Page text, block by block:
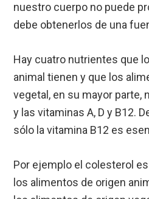
nuestro cuerpo no puede
debe obtenerlos de una
Hay cuatro nutrientes que
animal tienen y que los
vegetal, en su mayor parte,
y las vitaminas A, D y B12.
sólo la vitamina B12 es
Por ejemplo el colesterol
los alimentos de origen